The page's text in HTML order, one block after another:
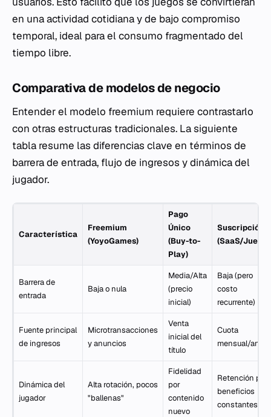
en una actividad cotidiana y de bajo compromiso
temporal, ideal para el consumo fragmentado del
tiempo libre.
Comparativa de modelos de negocio
Entender el modelo freemium requiere contrastarlo
con otras estructuras tradicionales. La siguiente
tabla resume las diferencias clave en términos de
barrera de entrada, flujo de ingresos y dinámica del
jugador.
Característica
Freemium
(YoyoGames)
Pago
Único
(Buy-to-
Play)
Suscripción
(SaaS/Juego)
Barrera de
entrada
Baja o nula
Media/Alta
(precio
inicial)
Baja (pero
costo
recurrente)
Fuente principal
de ingresos
Microtransacciones
y anuncios
Venta
inicial del
título
Cuota
mensual/anual
Dinámica del
jugador
Alta rotación, pocos
"ballenas"
Fidelidad
por
contenido
nuevo
Retención por
beneficios
constantes